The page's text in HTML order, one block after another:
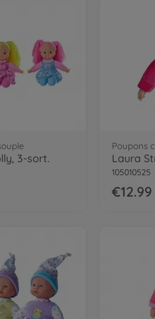
3-sort.
Poupons
Laura
105010525
€12.99